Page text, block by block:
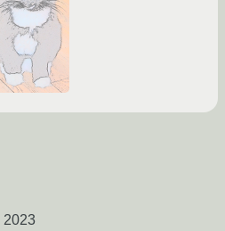
2023